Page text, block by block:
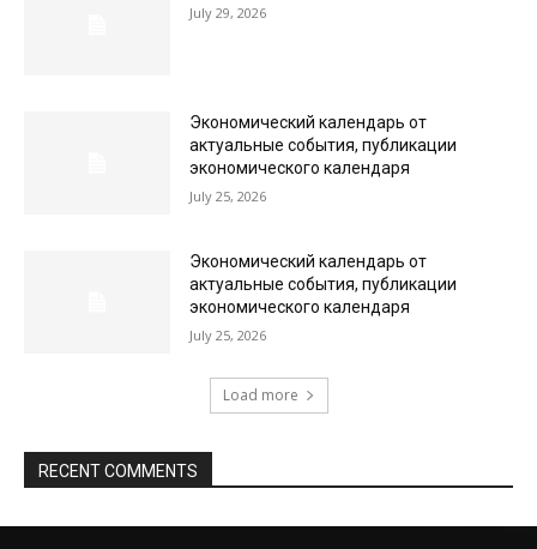
July 29, 2026
Экономический календарь от
актуальные события, публикации
экономического календаря
July 25, 2026
Экономический календарь от
актуальные события, публикации
экономического календаря
July 25, 2026
Load more
RECENT COMMENTS